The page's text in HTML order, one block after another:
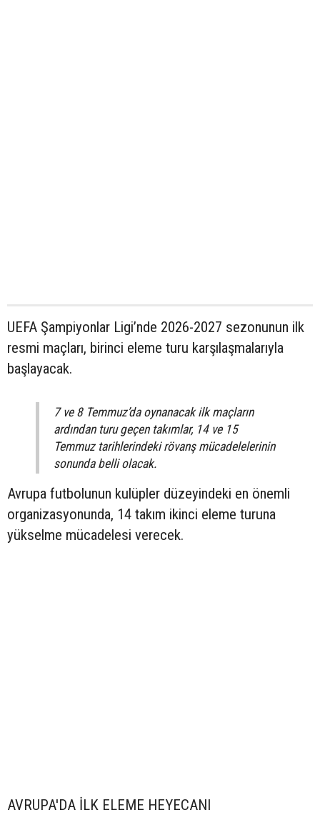
UEFA Şampiyonlar Ligi’nde 2026-2027 sezonunun ilk
resmi maçları, birinci eleme turu karşılaşmalarıyla
başlayacak.
7 ve 8 Temmuz’da oynanacak ilk maçların
ardından turu geçen takımlar, 14 ve 15
Temmuz tarihlerindeki rövanş mücadelelerinin
sonunda belli olacak.
Avrupa futbolunun kulüpler düzeyindeki en önemli
organizasyonunda, 14 takım ikinci eleme turuna
yükselme mücadelesi verecek.
AVRUPA'DA İLK ELEME HEYECANI